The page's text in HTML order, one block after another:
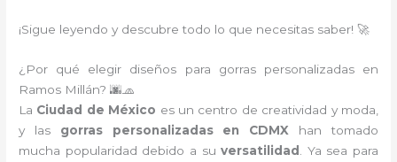
¡Sigue leyendo y descubre todo lo que necesitas saber! 🚀
¿Por qué elegir diseños para gorras personalizadas en
Ramos Millán? 🌆🧢
La Ciudad de México es un centro de creatividad y moda,
y las gorras personalizadas en CDMX han tomado
mucha popularidad debido a suversatilidad
. Ya sea para